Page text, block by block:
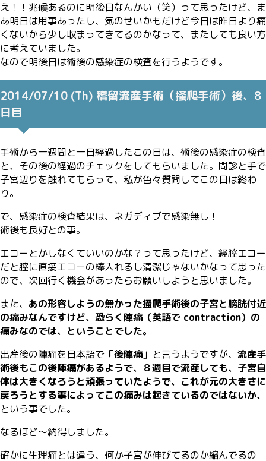
え！！兆候あるのに明後日なんかい（笑）って思ったけど、ま
あ明日は用事あったし、気のせいかもだけど今日は昨日より痛
くないから少し収まってきてるのかなって、またしても良い方
に考えていました。
なので明後日は術後の感染症の検査を行うようです。
2014/07/10 (Th) 稽留流産手術（掻爬手術）後、8
日目
手術から一週間と一日経過したこの日は、術後の感染症の検査
と、その後の経過のチェックをしてもらいました。問診と手で
子宮辺りを触れてもらって、私が色々質問してこの日は終わ
り。
で、感染症の検査結果は、ネガディブで感染無し！
術後も良好との事。
エコーとかしなくていいのかな？って思ったけど、経膣エコー
だと膣に直接エコーの棒入れるし清潔じゃないかなって思った
ので、次回行く機会があったらお願いしようと思いました。
また、 あの形容しようの無かった掻爬手術後の子宮と膀胱付近
の痛みなんですけど、恐らく陣痛（英語で contraction）の
痛みなのでは、ということでした。
出産後の陣痛を日本語で 「後陣痛」 と言うようですが、 流産手
術後もこの後陣痛があるようで、８週目で流産しても、子宮自
体は大きくなろうと頑張っていたようで、これが元の大きさに
戻ろうとする事によってこの痛みは起きているのではないか、
という事でした。
なるほど〜納得しました。
確かに生理痛とは違う、何か子宮が伸びてるのか縮んでるの